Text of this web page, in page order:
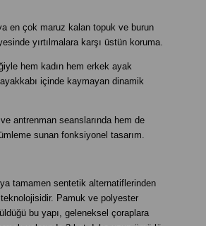
en çok maruz kalan topuk ve burun
yırtılmalara karşı üstün koruma.
hem kadın hem erkek ayak
içinde kaymayan dinamik
antrenman seanslarında hem de
sunan fonksiyonel tasarım.
tamamen sentetik alternatiflerinden
Pamuk ve polyester
bu yapı, geleneksel çoraplara